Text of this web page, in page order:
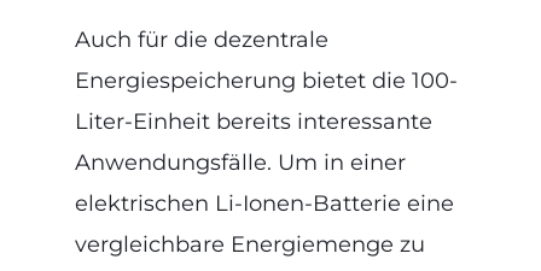
Auch für die dezentrale
Energiespeicherung bietet die 100-
Liter-Einheit bereits interessante
Anwendungsfälle. Um in einer
elektrischen Li-Ionen-Batterie eine
vergleichbare Energiemenge zu